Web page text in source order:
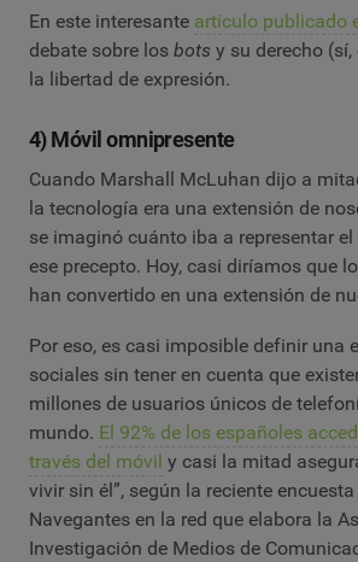
En este interesante artículo publicado
debate sobre los bots y su derecho (sí,
la libertad de expresión.
4) Móvil omnipresente
Cuando Marshall McLuhan dijo a
la tecnología era una extensión de
se imaginó cuánto iba a representar
ese precepto. Hoy, casi diríamos que
han convertido en una extensión de
Por eso, es casi imposible definir una
sociales sin tener en cuenta que
millones de usuarios únicos de
mundo. El 92% de los españoles
través del móvil y casi la mitad
vivir sin él”, según la reciente
Navegantes en la red que elabora la
Investigación de Medios de